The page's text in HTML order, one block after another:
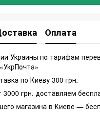
Оплата
Украины по тарифам
по Киеву 300 грн.
3000 грн. доставляем
магазина в Киеве —